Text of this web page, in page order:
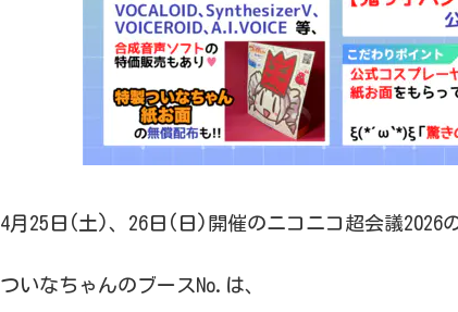
4月25日(土)、26日(日)開催のニコニコ超会議2026
ついなちゃんのブースNo.は、